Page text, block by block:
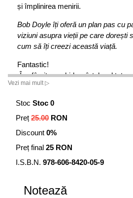
și împlinirea menirii.
Bob Doyle îți oferă un plan pas cu
viziuni asupra vieții pe care dorești
cum să îți creezi această viață.
Fantastic!
„În sfârșit, un ghid pe înțelesul
despre cum să obții succesul în
— Dr. Joe Vitale, autor al cărții Zero
Vezi mai mult ▷
Stoc Stoc 0
Preț 25.00 RON
Discount 0%
Preț final 25 RON
I.S.B.N. 978-606-8420-05-9
Notează